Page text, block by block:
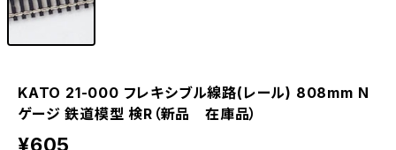
KATO 21-000 フレキシブル線路(レール) 808mm N
ゲージ 鉄道模型 検R（新品 在庫品）
¥605